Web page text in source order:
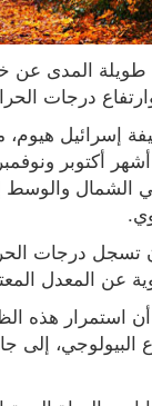
درجات
المعدل